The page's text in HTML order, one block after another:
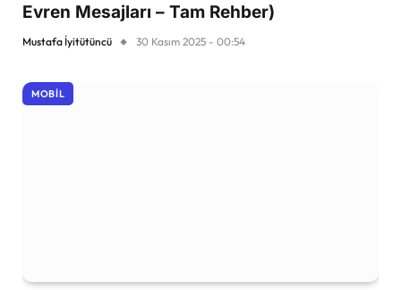
Evren Mesajları – Tam Rehber)
Mustafa İyitütüncü 30 Kasım 2025 - 00:54
MOBIL